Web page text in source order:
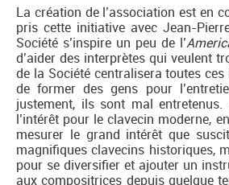
La création de l’association est en
pris cette initiative avec Jean-
Société s’inspire un peu de l’
d’aider des interprètes qui veulent
de la Société centralisera toutes
de former des gens pour
justement, ils sont mal
l’intérêt pour le clavecin moderne,
mesurer le grand intérêt que
magnifiques clavecins historiques,
pour se diversifier et ajouter un
aux compositrices depuis quelque